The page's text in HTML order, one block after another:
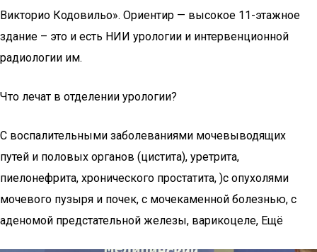
Викторио Кодовильо». Ориентир — высокое 11-этажное
здание – это и есть НИИ урологии и интервенционной
радиологии им.
Что лечат в отделении урологии?
С воспалительными заболеваниями мочевыводящих
путей и половых органов (цистита), уретрита,
пиелонефрита, хронического простатита, )с опухолями
мочевого пузыря и почек, с мочекаменной болезнью, с
аденомой предстательной железы, варикоцеле, Ещё